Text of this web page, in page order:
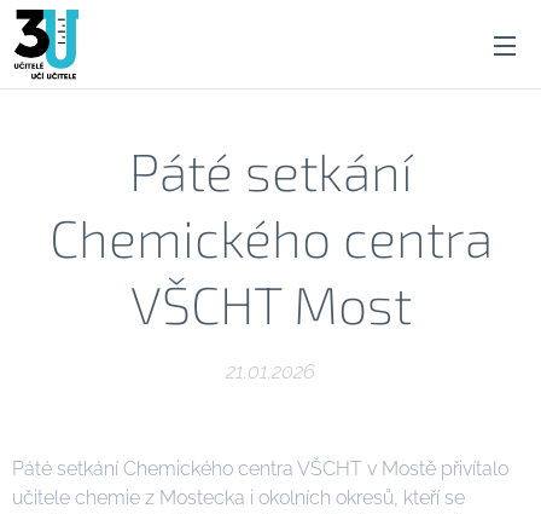
Páté setkání
Chemického centra
VŠCHT Most
21.01.2026
Páté setkání Chemického centra VŠCHT v Mostě přivítalo
učitele chemie z Mostecka i okolních okresů, kteří se